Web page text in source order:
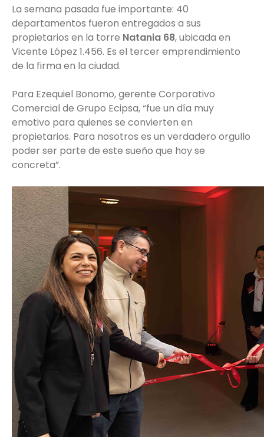
La semana pasada fue importante: 40
departamentos fueron entregados a sus
propietarios en la torre Natania 68, ubicada en
Vicente López 1.456. Es el tercer emprendimiento
de la firma en la ciudad.
Para Ezequiel Bonomo, gerente Corporativo
Comercial de Grupo Ecipsa, “fue un día muy
emotivo para quienes se convierten en
propietarios. Para nosotros es un verdadero orgullo
poder ser parte de este sueño que hoy se
concreta”.